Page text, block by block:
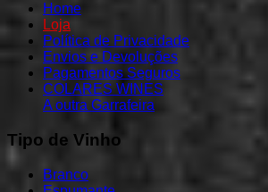
Home
Loja
Política de Privacidade
Envios e Devoluções
Pagamentos Seguros
COLARES WINES
A outra Garrafeira
Tipo de Vinho
Branco